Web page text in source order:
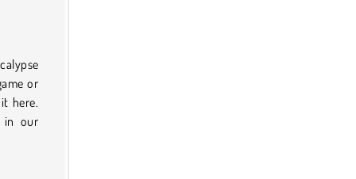
or
here.
in our